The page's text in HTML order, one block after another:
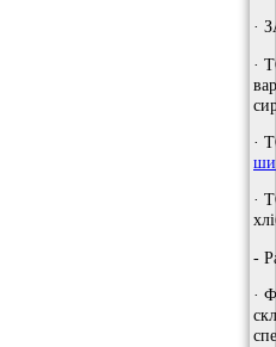
·
·
·
·
-
·